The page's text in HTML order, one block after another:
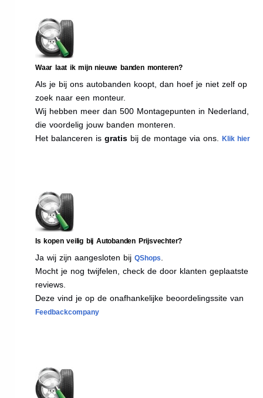
Waar laat ik mijn nieuwe banden monteren?
Als je bij ons autobanden koopt, dan hoef je niet zelf op
zoek naar een monteur.
Wij hebben meer dan 500 Montagepunten in Nederland,
die voordelig jouw banden monteren.
Het balanceren is gratis bij de montage via ons. Klik hier
Is kopen veilig bij Autobanden Prijsvechter?
Ja wij zijn aangesloten bij QShops
Mocht je nog twijfelen, check de door klanten geplaatste
reviews.
Deze vind je op de onafhankelijke beoordelingssite van
Feedbackcompany